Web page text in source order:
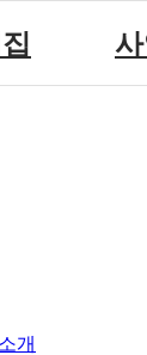
개